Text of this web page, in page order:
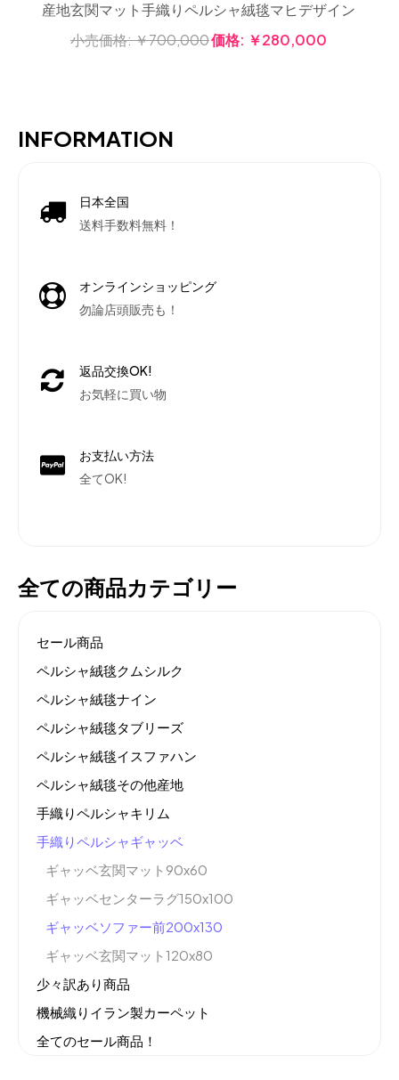
産地玄関マット手織りペルシャ絨毯マヒデザイン
小売価格:￥700,000価格: ￥280,000
INFORMATION
日本全国
送料手数料無料！
オンラインショッピング
勿論店頭販売も！
返品交換OK!
お気軽に買い物
お支払い方法
全てOK!
全ての商品カテゴリー
セール商品
ペルシャ絨毯クムシルク
ペルシャ絨毯ナイン
ペルシャ絨毯タブリーズ
ペルシャ絨毯イスファハン
ペルシャ絨毯その他産地
手織りペルシャキリム
手織りペルシャギャッベ
ギャッベ玄関マット90x60
ギャッベセンターラグ150x100
ギャッベソファー前200x130
ギャッベ玄関マット120x80
少々訳あり商品
機械織りイラン製カーペット
全てのセール商品！